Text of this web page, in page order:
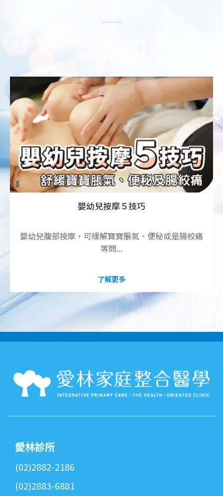
嬰幼兒按摩５技巧
嬰幼兒腹部按摩，可緩解寶寶脹氣、便秘或是腸絞痛
等問...
了解更多
愛林診所
(02)2882-2186
(02)2883-6881